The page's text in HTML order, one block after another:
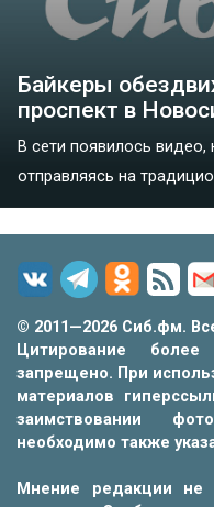
Байкеры
проспект в
В сети появилось видео,
отправляясь на
© 2011—2026 Сиб.фм.
Цитирование
запрещено. При
материалов
заимствовании
необходимо также
Мнение редакции не